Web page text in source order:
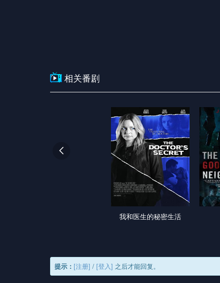
相关番剧
我和医生的秘密生活

提示： [注册] / [登入] 之后才能回复。